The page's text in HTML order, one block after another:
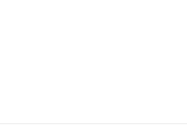
라는 여성과 사랑을 나눈다. 마흔 살의
기들을 지어내는데, 그 안에서 또 다른
속 실험 대상이 될 뿐이야.” 처음 나
문장이 시작된다. 그리고 기억은 세
어서 할머니까지 죽자 나는 텅 빈 집